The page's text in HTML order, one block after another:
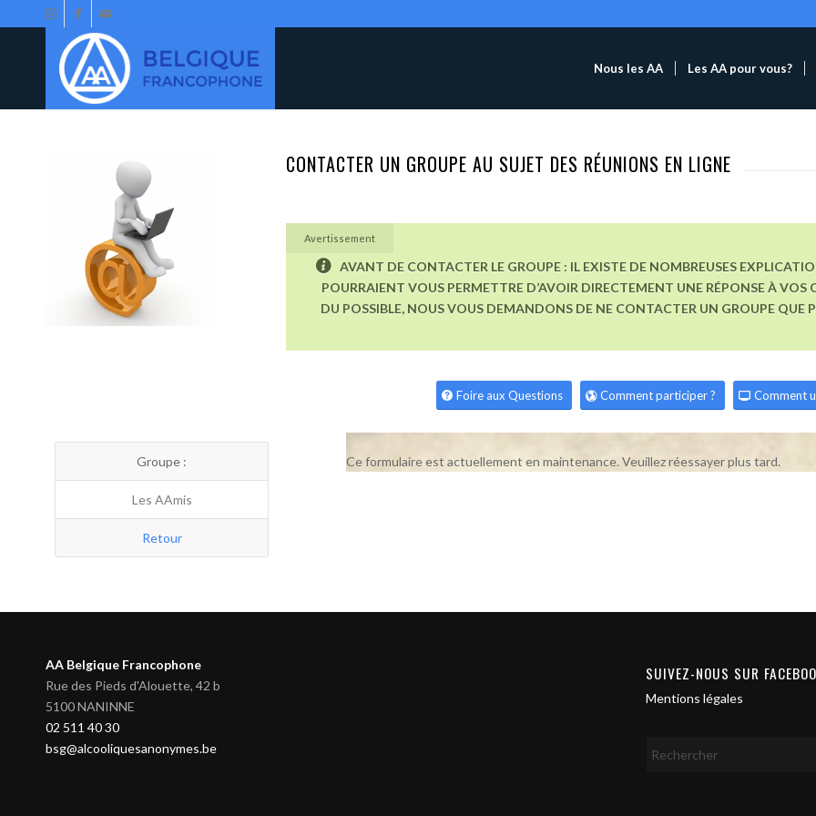
Nous les AA Les AA pour vous?
CONTACTER UN GROUPE AU SUJET DES RÉUNIONS EN LIGNE
Avertissement
AVANT DE CONTACTER LE GROUPE : IL EXISTE DE NOMBREUSES
POURRAIENT VOUS PERMETTRE D’AVOIR DIRECTEMENT UNE RÉPONSE À VOS
DU POSSIBLE, NOUS VOUS DEMANDONS DE NE CONTACTER UN GROUPE QUE
Foire aux Questions Comment participer ? Comment
Groupe :
Les AAmis
Retour
Ce formulaire est actuellement en maintenance. Veuillez réessayer plus tard.
AA Belgique Francophone
Rue des Pieds d'Alouette, 42 b
5100 NANINNE
02 511 40 30
bsg@alcooliquesanonymes.be
SUIVEZ-NOUS SUR
Mentions légales